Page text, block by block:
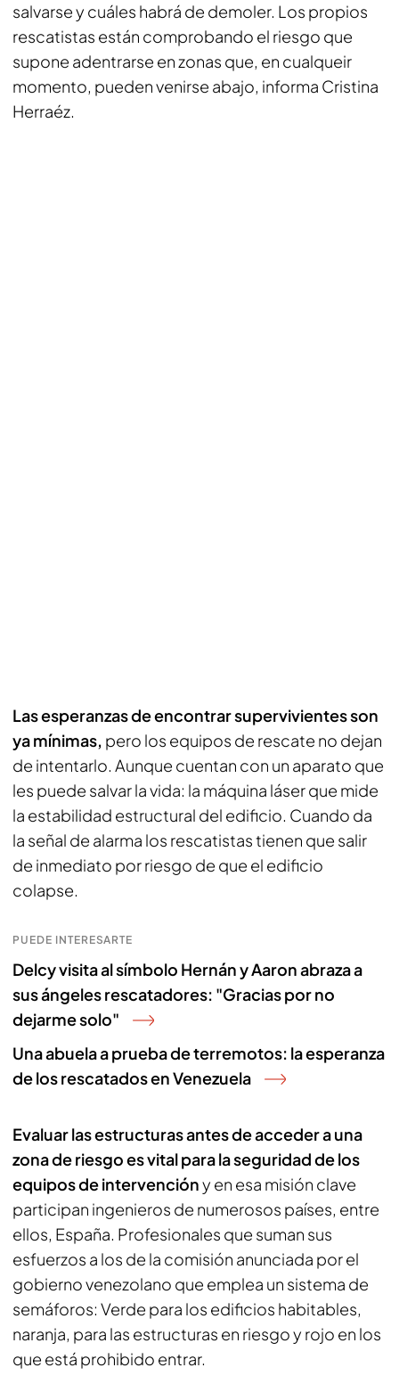
salvarse y cuáles habrá de demoler. Los propios
rescatistas están comprobando el riesgo que
supone adentrarse en zonas que, en cualqueir
momento, pueden venirse abajo, informa Cristina
Herraéz.
Las esperanzas de encontrar supervivientes son
ya mínimas, pero los equipos de rescate no dejan
de intentarlo. Aunque cuentan con un aparato que
les puede salvar la vida: la máquina láser que mide
la estabilidad estructural del edificio. Cuando da
la señal de alarma los rescatistas tienen que salir
de inmediato por riesgo de que el edificio
colapse.
PUEDE INTERESARTE
Delcy visita al símbolo Hernán y Aaron abraza a
sus ángeles rescatadores: "Gracias por no
dejarme solo"
Una abuela a prueba de terremotos: la esperanza
de los rescatados en Venezuela
Evaluar las estructuras antes de acceder a una
zona de riesgo es vital para la seguridad de los
equipos de intervencióny en esa misión clave
participan ingenieros de numerosos países, entre
ellos, España. Profesionales que suman sus
esfuerzos a los de la comisión anunciada por el
gobierno venezolano que emplea un sistema de
semáforos: Verde para los edificios habitables,
naranja, para las estructuras en riesgo y rojo en los
que está prohibido entrar.